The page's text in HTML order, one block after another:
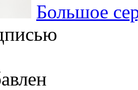
Большое